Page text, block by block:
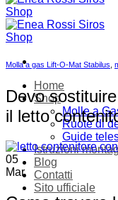
Home
Shop
Molle a
Ruote di
Guide
Istruzioni
Blog
Contatti
Sito ufficiale
Molla a gas Lift-O-Mat Stabilus
Devo
il letto
05
Mar